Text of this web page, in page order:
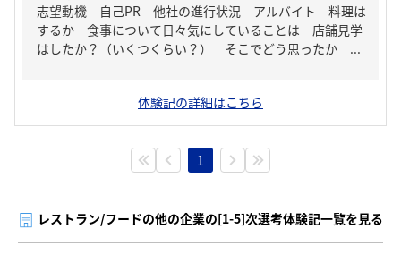
志望動機 自己PR 他社の進行状況 アルバイト 料理は
するか 食事について日々気にしていることは 店舗見学
はしたか？（いくつくらい？） そこでどう思ったか ...
体験記の詳細はこちら
1
レストラン/フードの他の企業の[1-5]次選考体験記一覧を見る